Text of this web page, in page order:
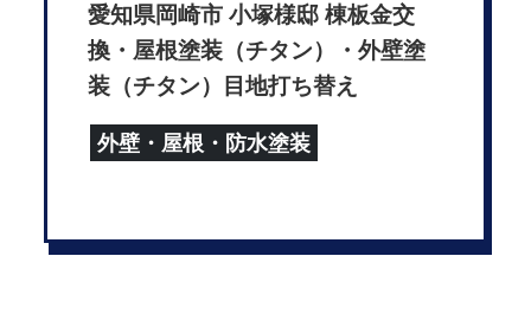
愛知県岡崎市 小塚様邸 棟板金交
換・屋根塗装（チタン）・外壁塗
装（チタン）目地打ち替え
外壁・屋根・防水塗装